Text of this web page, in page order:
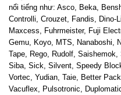
nổi tiếng như: Asco, Beka,
Controlli, Crouzet, Fandis,
Maxcess, Fuhrmeister, Fuji
Gemu, Koyo, MTS, Nanaboshi,
Tape, Rego, Rudolf,
Siba, Sick, Silvent, Speedy
Vortec, Yudian, Taie, Better
Vacuflex, Pulsotronic,